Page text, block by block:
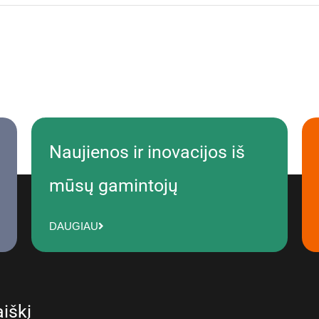
Naujienos ir inovacijos iš
mūsų gamintojų
DAUGIAU